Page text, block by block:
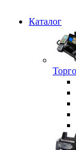
Каталог